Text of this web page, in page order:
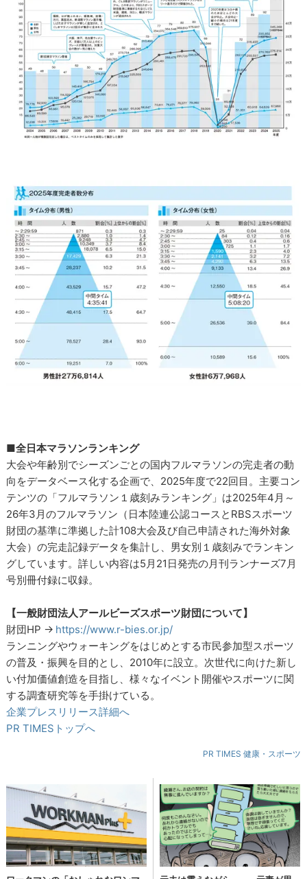
■全日本マラソンランキング
大会や年齢別でシーズンごとの国内フルマラソンの完走者の動
向をデータベース化する企画で、2025年度で22回目。主要コン
テンツの「フルマラソン１歳刻みランキング」は2025年4月～
26年3月のフルマラソン（日本陸連公認コースとRBSスポーツ
財団の基準に準拠した計108大会及び自己申請された海外対象
大会）の完走記録データを集計し、男女別１歳刻みでランキン
グしています。詳しい内容は5月21日発売の月刊ランナーズ7月
号別冊付録に収録。
【一般財団法人アールビーズスポーツ財団について】
財団HP → https://www.r-bies.or.jp/
ランニングやウォーキングをはじめとする市民参加型スポーツ
の普及・振興を目的とし、2010年に設立。次世代に向けた新し
い付加価値創造を目指し、様々なイベント開催やスポーツに関
する調査研究等を手掛けている。
企業プレスリリース詳細へ
PR TIMESトップへ
PR TIMES 健康・スポーツ